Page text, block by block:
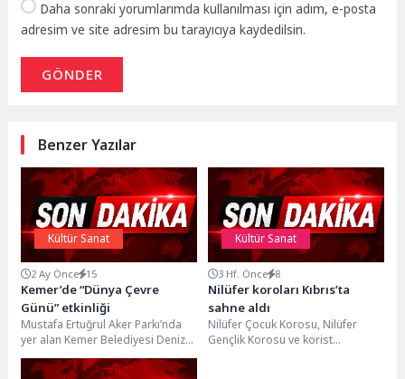
Daha sonraki yorumlarımda kullanılması için adım, e-posta
adresim ve site adresim bu tarayıcıya kaydedilsin.
GÖNDER
Benzer Yazılar
Kültür Sanat
2 Ay Önce 15
Kemer’de “Dünya Çevre
Günü” etkinliği
Mustafa Ertuğrul Aker Parkı’nda
yer alan Kemer Belediyesi Deniz
Kafe yanında düzenlenen
etkinliğe, Kemer Kaymakamı...
Kültür Sanat
3 Hf. Önce 8
Nilüfer koroları Kıbrıs’ta
sahne aldı
Nilüfer Çocuk Korosu, Nilüfer
Gençlik Korosu ve korist